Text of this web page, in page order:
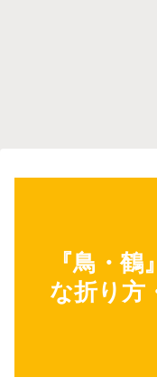
『鳥・
な折り方